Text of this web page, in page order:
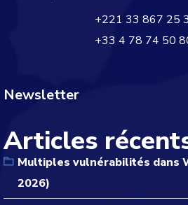
+221 33 867 25
+33 4 78 74 50
Newsletter
Articles
Multiples vulnérabilités dans
2026)